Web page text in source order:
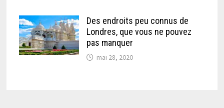
Des endroits peu connus de
Londres, que vous ne pouvez
pas manquer
mai 28, 2020